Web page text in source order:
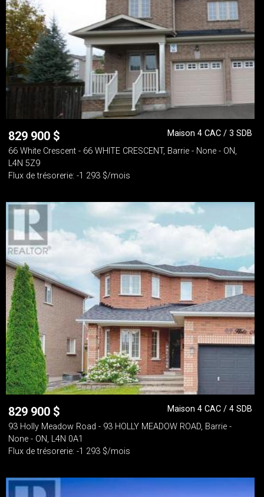
829 900 $
Maison 4 CAC / 3 SDB
66 White Crescent - 66 WHITE CRESCENT, Barrie - None - ON,
L4N 5Z9
Flux de trésorerie: -1 293 $/mois
829 900 $
Maison 4 CAC / 4 SDB
93 Holly Meadow Road - 93 HOLLY MEADOW ROAD, Barrie -
None - ON, L4N 0A1
Flux de trésorerie: -1 293 $/mois